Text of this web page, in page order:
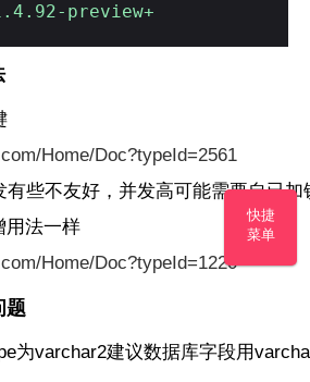
preview+
Home/Doc?typeId=2561
有些不友好，并发高可能需要自已加
用法一样
Home/Doc?typeId=1220
题
为varchar2建议数据库字段用
快捷
菜单